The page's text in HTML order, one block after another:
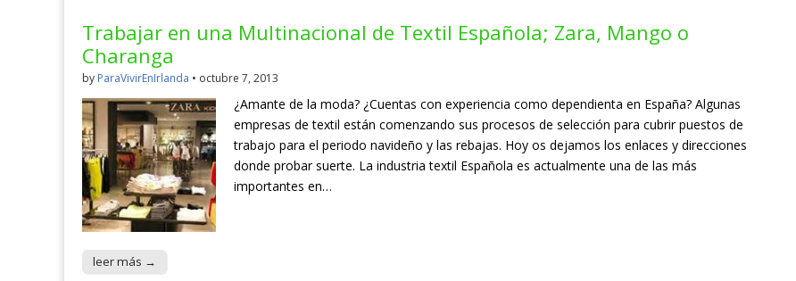
Trabajar en una Multinacional de Textil Española; Zara, Mango o
Charanga
by ParaVivirEnIrlanda • octubre 7, 2013
¿Amante de la moda? ¿Cuentas con experiencia como dependienta en España? Algunas
empresas de textil están comenzando sus procesos de selección para cubrir puestos de
trabajo para el periodo navideño y las rebajas. Hoy os dejamos los enlaces y direcciones
donde probar suerte. La industria textil Española es actualmente una de las más
importantes en…
leer más →